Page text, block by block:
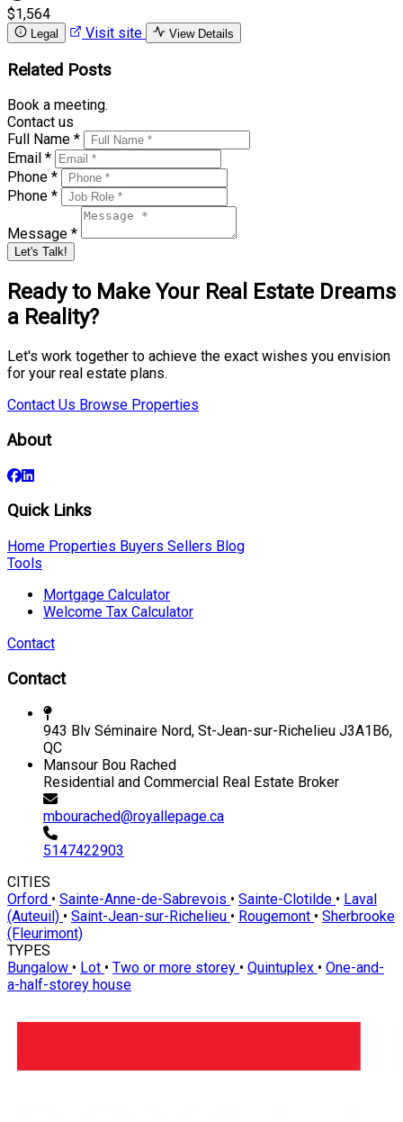
$1,564
Legal Visit site View Details
Related Posts
Book a meeting.
Contact us
Full Name *
Email *
Phone *
Phone *
Message *
Let's Talk!
Ready to Make Your Real Estate Dreams
a Reality?
Let's work together to achieve the exact wishes you envision
for your real estate plans.
Contact Us Browse Properties
About
Quick Links
Home Properties Buyers Sellers Blog
Tools
Mortgage Calculator
Welcome Tax Calculator
Contact
Contact
943 Blv Séminaire Nord, St-Jean-sur-Richelieu J3A1B6,
QC
Mansour Bou Rached
Residential and Commercial Real Estate Broker
mbourached@royallepage.ca
5147422903
CITIES
Orford • Sainte-Anne-de-Sabrevois • Sainte-Clotilde • Laval
(Auteuil) • Saint-Jean-sur-Richelieu • Rougemont • Sherbrooke
(Fleurimont)
TYPES
Bungalow • Lot • Two or more storey • Quintuplex • One-and-
a-half-storey house